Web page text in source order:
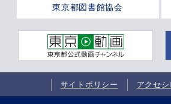
東京都図書館協会
サイトポリシー アクセ